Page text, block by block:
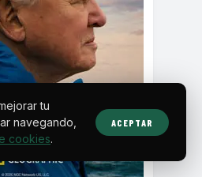
tu
navegando,
cookies.
ACEPTAR